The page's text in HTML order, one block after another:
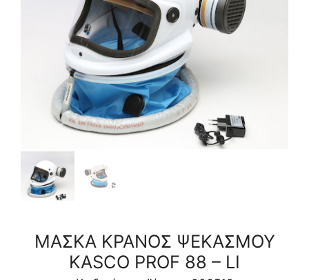
ΜΑΣΚΑ ΚΡΑΝΟΣ ΨΕΚΑΣΜΟΥ
KASCO PROF 88 – LI
ποσότητα